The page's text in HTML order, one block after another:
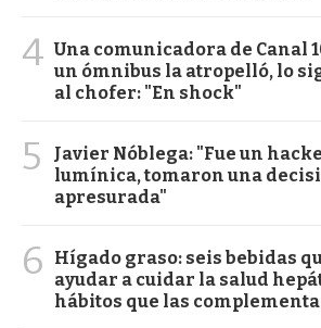
4 Una comunicadora de Canal
un ómnibus la atropelló, lo
al chofer: "En shock"
5
Javier Nóblega: "Fue un
lumínica, tomaron una
apresurada"
6
Hígado graso: seis bebidas
ayudar a cuidar la salud
hábitos que las